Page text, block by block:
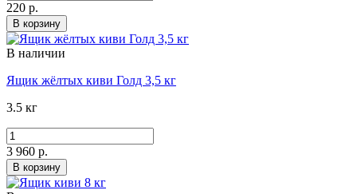
220 р.
В корзину
В наличии
Ящик жёлтых киви Голд 3,5 кг
3.5 кг
3 960 р.
В корзину